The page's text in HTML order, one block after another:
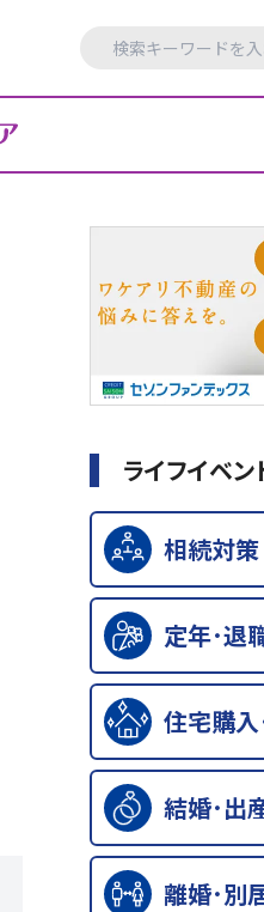
ライフイベ
相続対策
定年･退
住宅購入
結婚･出
離婚･別